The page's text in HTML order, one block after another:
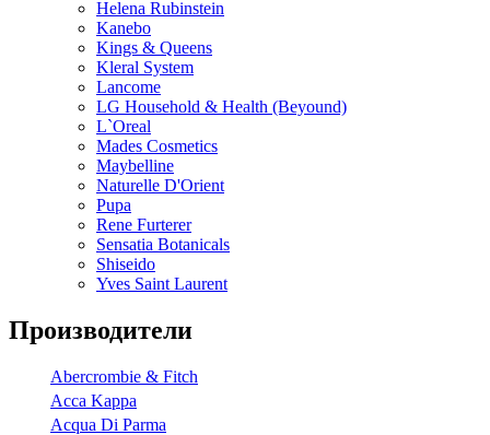
Helena Rubinstein
Kanebo
Kings & Queens
Kleral System
Lancome
LG Household & Health (Beyound)
L`Oreal
Mades Cosmetics
Maybelline
Naturelle D'Orient
Pupa
Rene Furterer
Sensatia Botanicals
Shiseido
Yves Saint Laurent
Производители
Abercrombie & Fitch
Acca Kappa
Acqua Di Parma